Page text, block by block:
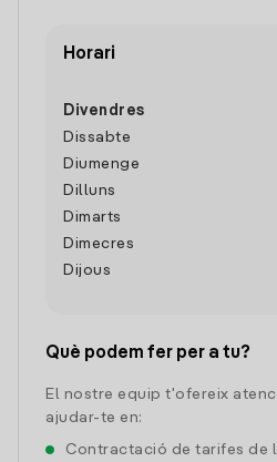
Horari
Divendres
Dissabte
Diumenge
Dilluns
Dimarts
Dimecres
Dijous
Què podem fer per a tu?
El nostre equip t'ofereix
ajudar-te en:
Contractació de tarifes de